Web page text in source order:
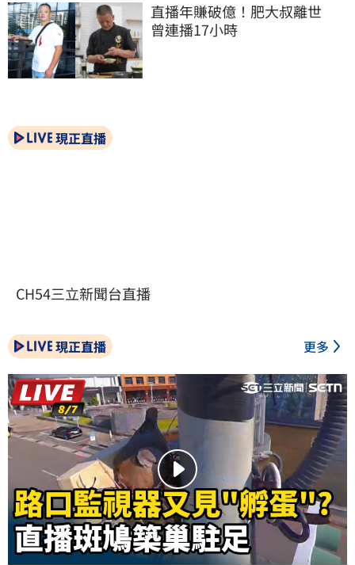
直播年賺破億！肥大叔離世
曾連播17小時
現正直播
CH54三立新聞台直播
現正直播 更多